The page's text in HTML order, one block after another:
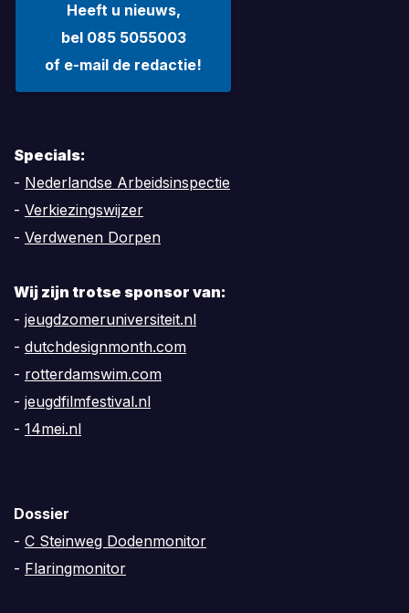
Heeft u nieuws,
bel 085 5055003
of e-mail de redactie!
Specials:
- Nederlandse Arbeidsinspectie
- Verkiezingswijzer
- Verdwenen Dorpen
Wij zijn trotse sponsor van:
- jeugdzomeruniversiteit.nl
- dutchdesignmonth.com
- rotterdamswim.com
- jeugdfilmfestival.nl
- 14mei.nl
Dossier
- C Steinweg Dodenmonitor
- Flaringmonitor